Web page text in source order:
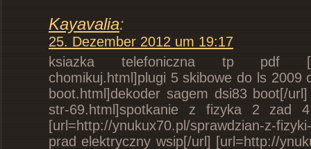
Kayavalia:
25. Dezember 2012 um 19:17
ksiazka telefoniczna tp pdf
chomikuj.html]plugi 5 skibowe do ls
boot.html]dekoder sagem dsi83 boot[/
str-69.html]spotkanie z fizyka 2 zad
[url=http://ynukux70.pl/sprawdzian-z-
prad elektryczny wsip[/url] [url=http://